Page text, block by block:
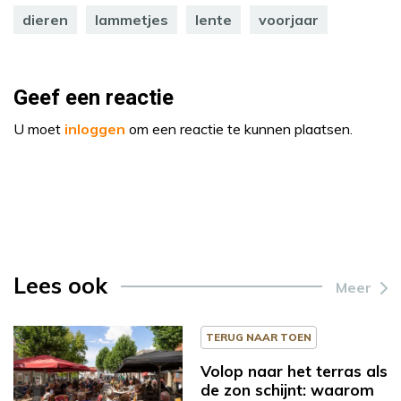
dieren lammetjes lente voorjaar
Geef een reactie
U moet inloggen om een reactie te kunnen plaatsen.
Lees ook Meer
TERUG NAAR TOEN
Volop naar het terras als
de zon schijnt: waarom